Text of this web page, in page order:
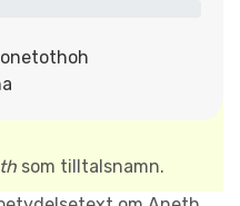
som tilltalsnamn.